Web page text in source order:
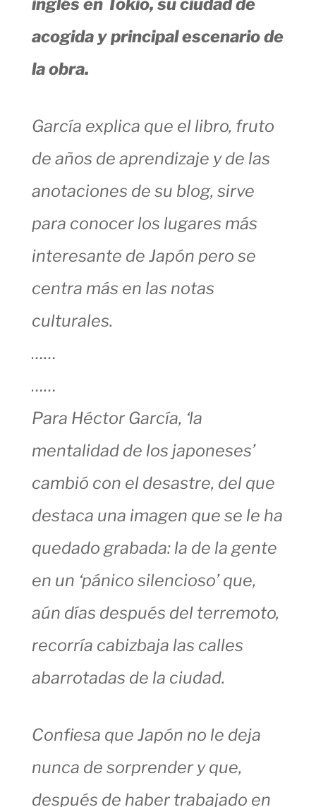
acogida y principal escenario de
la obra.
García explica que el libro, fruto
de años de aprendizaje y de las
anotaciones de su blog, sirve
para conocer los lugares más
interesante de Japón pero se
centra más en las notas
culturales.
……
……
Para Héctor García, ‘la
mentalidad de los japoneses’
cambió con el desastre, del que
destaca una imagen que se le ha
quedado grabada: la de la gente
en un ‘pánico silencioso’ que,
aún días después del terremoto,
recorría cabizbaja las calles
abarrotadas de la ciudad.
Confiesa que Japón no le deja
nunca de sorprender y que,
después de haber trabajado en